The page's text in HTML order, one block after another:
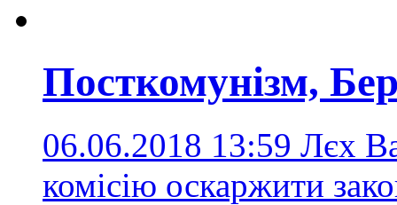
Посткомунізм,
06.06.2018 13:59 Лєх
комісію оскаржити